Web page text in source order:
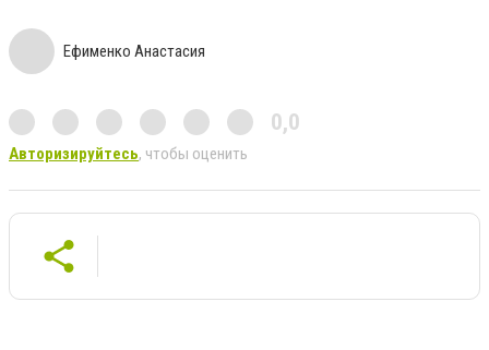
Ефименко Анастасия
0,0
Авторизируйтесь, чтобы оценить